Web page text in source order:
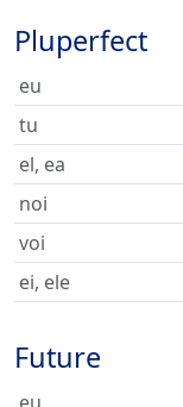
Pluperfect
eu
tu
el, ea
noi
voi
ei, ele
Future